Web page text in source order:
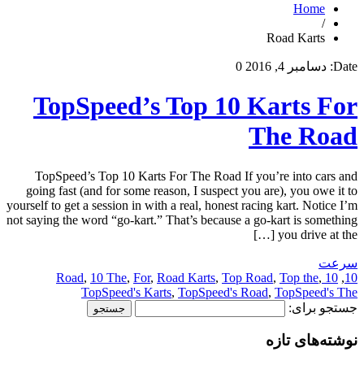
Home
/
Road Karts
Date: دسامبر 4, 2016 0
TopSpeed’s Top 10 Karts For
The Road
TopSpeed’s Top 10 Karts For The Road If you’re into cars and
going fast (and for some reason, I suspect you are), you owe it to
yourself to get a session in with a real, honest racing kart. Notice I’m
not saying the word “go-kart.” That’s because a go-kart is something
you drive at the […]
سرعت
10
,
10 Road
, 10 The, For, Road Karts, Top Road, Top the,
TopSpeed's Karts, TopSpeed's Road, TopSpeed's The
جستجو برای:
نوشته‌های تازه